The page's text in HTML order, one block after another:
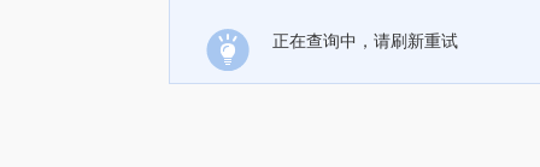
正在查询中，请刷新重试